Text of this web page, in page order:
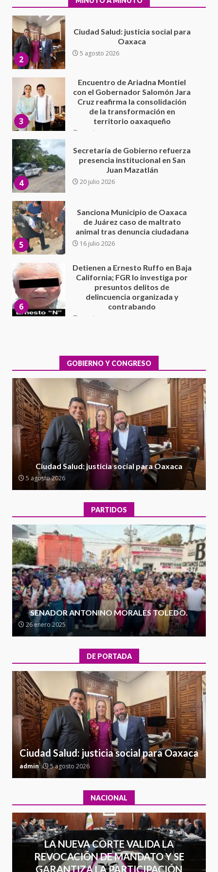
3
con el Gobernador Salomón Jara
Cruz reafirma la consolidación
de la transformación en
4
Secretaría de Gobierno refuerza
presencia institucional en San
Juan Mazatlán
20 julio 2026
5
Sanciona Municipio de Oaxaca
de Juárez caso de maltrato
animal tras denuncia ciudadana
16 julio 2026
6
California; FGR lo investiga por
presuntos delitos de
delincuencia organizada y
contrabando
7
Sin paso carretera Oaxaca-
Cuacnopalan
26 junio 2026
1
integral de las instalaciones de la
Escuela Secundaria General
Moisés Sáenz Garza
5 agosto 2026
2
Ciudad Salud: justicia social para
Oaxaca
5 agosto 2026
3
Encuentro de Ariadna Montiel
con el Gobernador Salomón Jara
Cruz reafirma la consolidación
de la transformación en
territorio oaxaqueño
30 julio 2026
4
presencia institucional en San
Juan Mazatlán
20 julio 2026
5
Sanciona Municipio de Oaxaca
de Juárez caso de maltrato
animal tras denuncia ciudadana
16 julio 2026
6
Detienen a Ernesto Ruffo en Baja
California; FGR lo investiga por
presuntos delitos de
contrabando
16 julio 2026
7
Sin paso carretera Oaxaca-
Cuacnopalan
26 junio 2026
GOBIERNO Y CONGRESO
Ciudad Salud: justicia social para Oaxaca
5 agosto 2026
PARTIDOS
SENADOR ANTONINO MORALES TOLEDO.
26 enero 2025
DE PORTADA
Ciudad Salud: justicia social para Oaxaca
admin 5 agosto 2026
NACIONAL
LA NUEVA CORTE VALIDA LA
REVOCACIÓN DE MANDATO Y SE
GARANTIZA LA PARTICIPACIÓN